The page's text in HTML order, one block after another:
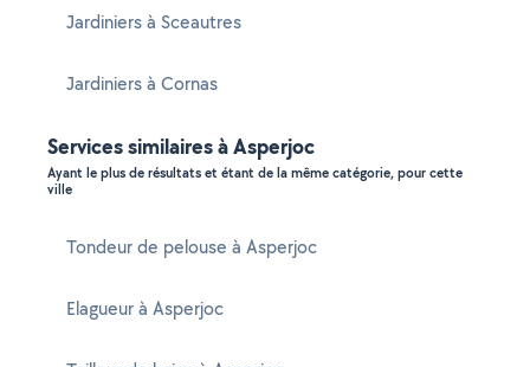
Jardiniers à Sceautres
Jardiniers à Cornas
Services similaires à Asperjoc
Ayant le plus de résultats et étant de la même catégorie, pour cette
ville
Tondeur de pelouse à Asperjoc
Elagueur à Asperjoc